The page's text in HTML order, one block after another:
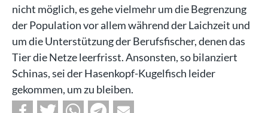
nicht möglich, es gehe vielmehr um die Begrenzung
der Population vor allem während der Laichzeit und
um die Unterstützung der Berufsfischer, denen das
Tier die Netze leerfrisst. Ansonsten, so bilanziert
Schinas, sei der Hasenkopf-Kugelfisch leider
gekommen, um zu bleiben.